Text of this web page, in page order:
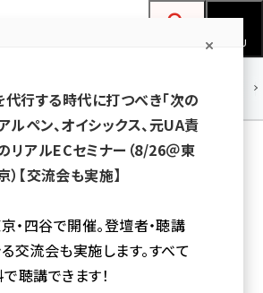
ネットショップ担当者フォーラム
MENU
ム」 が使われている記事の一
表示中
コム、「One to One
ツール「アクション
行する時代に打つべき「次の
ルペン、オイシックス、元UA責
リアルECセミナー（8/26＠東
）【交流会も実施】
京・四谷で開催。登壇者・聴講
交流会も実施します。すべて
聴講できます！